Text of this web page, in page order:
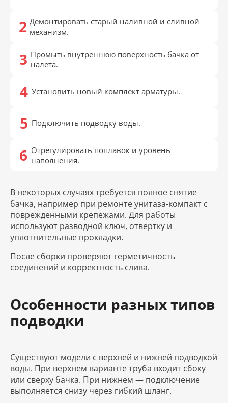
Демонтировать старый наливной и сливной
механизм.
Промыть внутреннюю поверхность бачка от
налета.
Установить новый комплект арматуры.
Подключить подводку воды.
Отрегулировать поплавок и уровень
наполнения.
В некоторых случаях требуется полное снятие
бачка, например при ремонте унитаза-компакт с
поврежденными крепежами. Для работы
используют разводной ключ, отвертку и
уплотнительные прокладки.
После сборки проверяют герметичность
соединений и корректность слива.
Особенности разных типов
подводки
Существуют модели с верхней и нижней подводкой
воды. При верхнем варианте труба входит сбоку
или сверху бачка. При нижнем — подключение
выполняется снизу через гибкий шланг.